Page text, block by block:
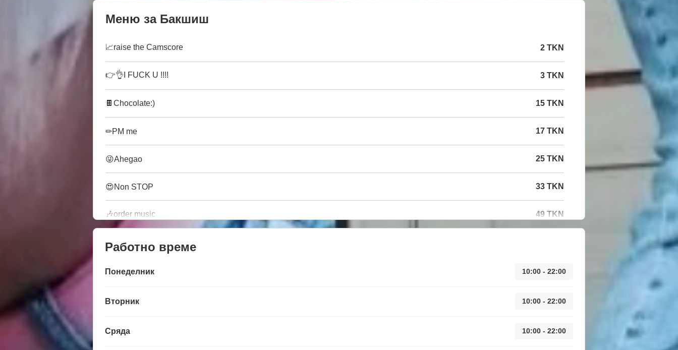
Меню за Бакшиш
📈raise the Camscore 2 TKN
👉👌I FUCK U !!!! 3 TKN
🍫Chocolate:) 15 TKN
✏PM me 17 TKN
😜Ahegao 25 TKN
😍Non STOP 33 TKN
🎶order music 49 TKN
Работно време
Понеделник 10:00 - 22:00
Вторник 10:00 - 22:00
Сряда 10:00 - 22:00